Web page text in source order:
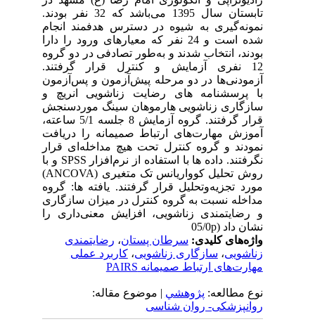
تابستان سال 1395 می‌باشد که 32 نفر بودند.
نمونه‌گیری به شیوه در دسترس هدفمند انجام
شده است و 24 نفر که معیارهای ورود را دارا
بودند، انتخاب شدند و به‌طور تصادفی در دو گروه
12 نفری آزمایش و کنترل قرار گرفتند.
آزمودنی‌ها در دو مرحله پیش‌آزمون و پس‌آزمون
با پرسشنامه‌ های رضایت زناشویی انریچ و
سازگاری زناشویی هارموهان سینگ موردسنجش
قرار گرفتند. گروه آزمایش 8 جلسه 5/1 ساعته،
آموزش مهارت‌های ارتباط صمیمانه را دریافت
نمودند و گروه کنترل تحت هیچ مداخله‌ای قرار
نگرفتند. داده‌ ها با استفاده از نرم‌افزار SPSS و با
روش تحلیل کوواریانس تک متغیری (ANCOVA)
مورد تجزیه‌و‌تحلیل قرار گرفتند. یافته ‌ها: گروه
مداخله نسبت به گروه کنترل در میزان سازگاری
و رضایتمندی زناشویی، افزایش معنی‌داری را
نشان داد (05/0p
واژه‌های کلیدی:سرطان پستان،رضایتمندی
زناشویی،سازگاری زناشویی،کاربرد عملی
مهارت‌های ارتباط صمیمانه PAIRS
نوع مطالعه:پژوهشي| موضوع مقاله:
روانپزشکی- روان شناسی